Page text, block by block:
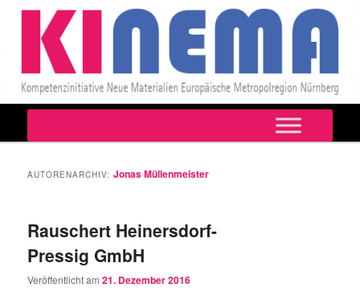
springen
springen
AUTORENARCHIV:Jonas Müllenmeister
Rauschert Heinersdorf-
Pressig GmbH
Veröffentlicht am21. Dezember 2016